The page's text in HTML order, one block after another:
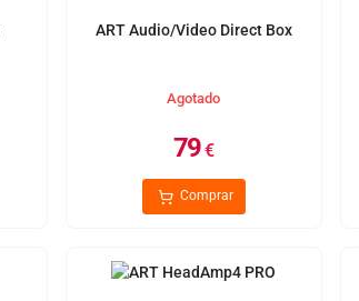
ART Audio/Video Direct Box
Agotado
79€
Comprar